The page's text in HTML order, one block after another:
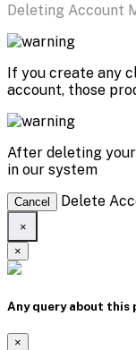
Deleting Account
If you create any
account, those
After deleting
in our system
Cancel Delete
×
×
Any query about this
×